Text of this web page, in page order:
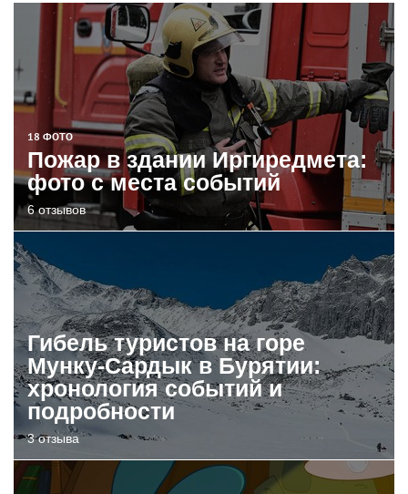
18 ФОТО
Пожар в здании Иргиредмета:
фото с места событий
6 отзывов
Гибель туристов на горе
Мунку-Сардык в Бурятии:
хронология событий и
подробности
3 отзыва